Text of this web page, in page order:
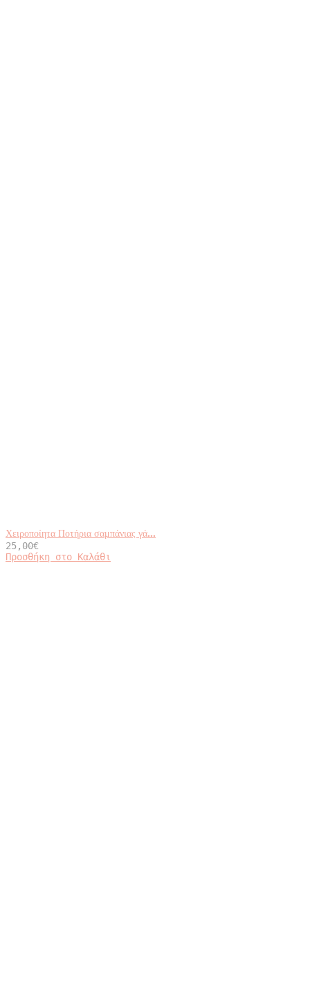
Χειροποίητα Ποτήρια σαμπάνιας γά...
25,00€
Προσθήκη στο Καλάθι